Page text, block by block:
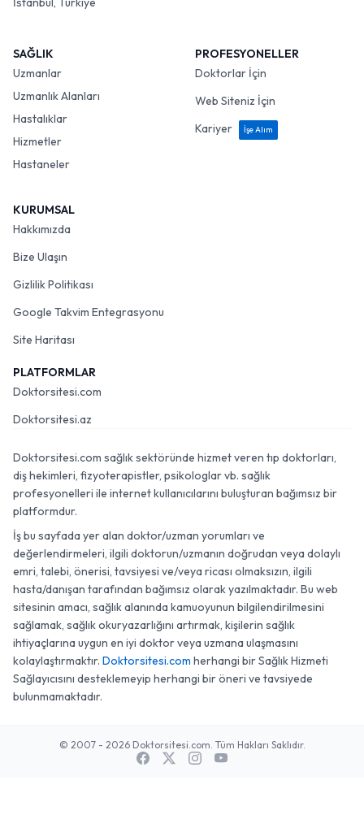
İstanbul, Türkiye
SAĞLIK
Uzmanlar
Uzmanlık Alanları
Hastalıklar
Hizmetler
Hastaneler
PROFESYONELLER
Doktorlar İçin
Web Siteniz İçin
Kariyer
İşe Alım
KURUMSAL
Hakkımızda
Bize Ulaşın
Gizlilik Politikası
Google Takvim Entegrasyonu
Site Haritası
PLATFORMLAR
Doktorsitesi.com
Doktorsitesi.az
Doktorsitesi.com sağlık sektöründe hizmet veren tıp doktorları,
diş hekimleri, fizyoterapistler, psikologlar vb. sağlık
profesyonelleri ile internet kullanıcılarını buluşturan bağımsız bir
platformdur.
İş bu sayfada yer alan doktor/uzman yorumları ve
değerlendirmeleri, ilgili doktorun/uzmanın doğrudan veya dolaylı
emri, talebi, önerisi, tavsiyesi ve/veya ricası olmaksızın, ilgili
hasta/danışan tarafından bağımsız olarak yazılmaktadır. Bu web
sitesinin amacı, sağlık alanında kamuoyunun bilgilendirilmesini
sağlamak, sağlık okuryazarlığını artırmak, kişilerin sağlık
ihtiyaçlarına uygun en iyi doktor veya uzmana ulaşmasını
kolaylaştırmaktır. Doktorsitesi.com herhangi bir Sağlık Hizmeti
Sağlayıcısını desteklemeyip herhangi bir öneri ve tavsiyede
bulunmamaktadır.
© 2007 - 2026 Doktorsitesi.com. Tüm Hakları Saklıdır.